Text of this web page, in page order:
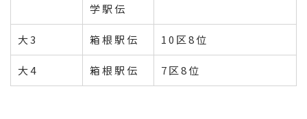
学駅伝
大3 箱根駅伝 10区8位
大4 箱根駅伝 7区8位